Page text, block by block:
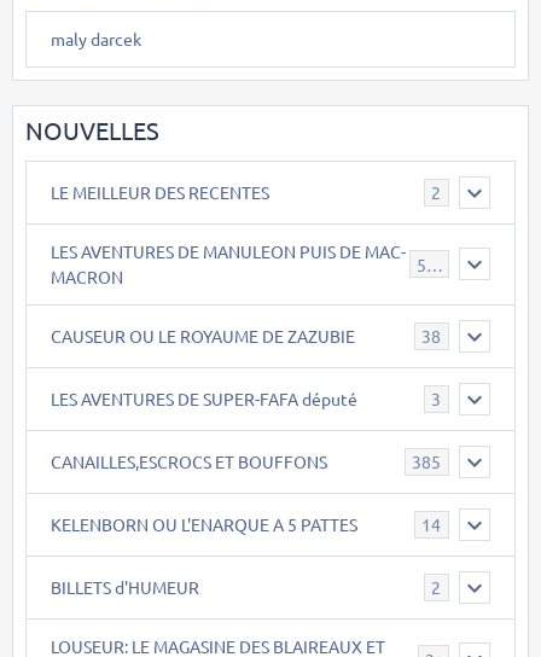
maly darcek
NOUVELLES
LE MEILLEUR DES RECENTES 2
LES AVENTURES DE MANULEON PUIS DE MAC-
MACRON
543
CAUSEUR OU LE ROYAUME DE ZAZUBIE 38
LES AVENTURES DE SUPER-FAFA député 3
CANAILLES,ESCROCS ET BOUFFONS 385
KELENBORN OU L'ENARQUE A 5 PATTES 14
BILLETS d'HUMEUR 2
LOUSEUR: LE MAGASINE DES BLAIREAUX ET